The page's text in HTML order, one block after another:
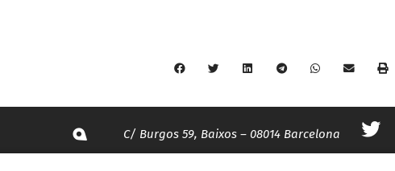
C/ Burgos 59, Baixos – 08014 Barcelona